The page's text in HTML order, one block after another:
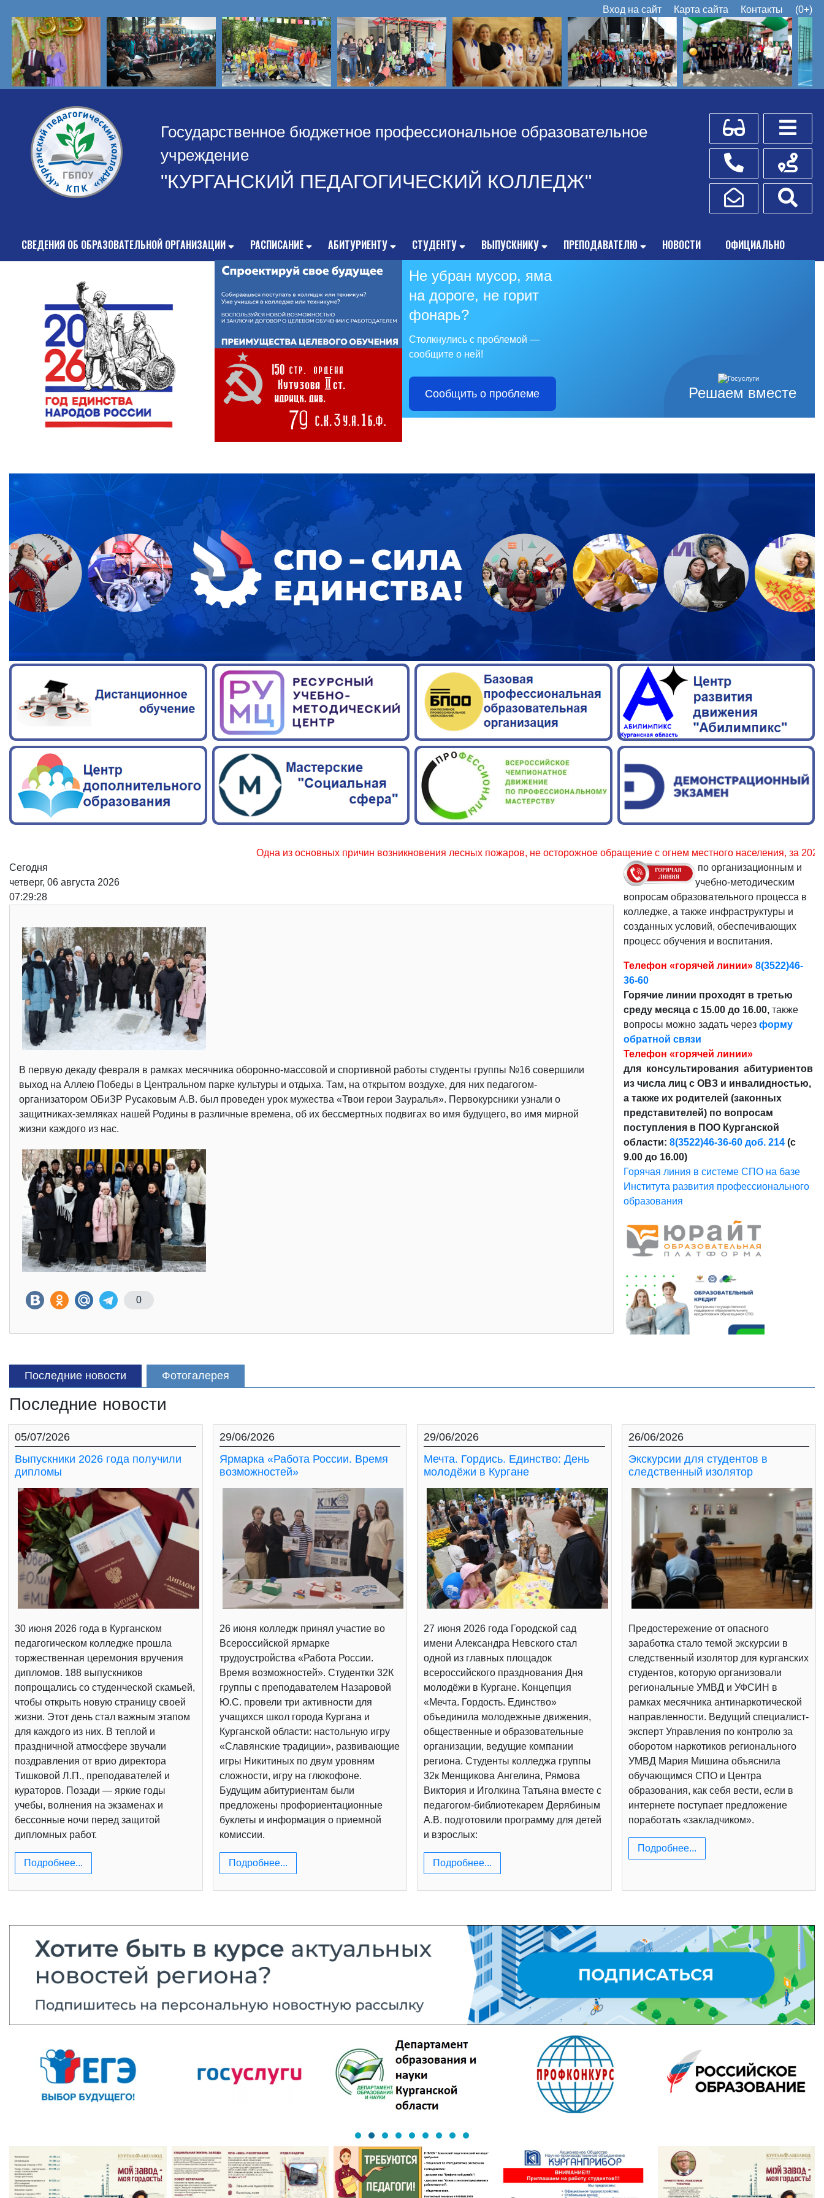
Вход на сайт Карта сайта Контакты (0+)
Государственное бюджетное профессиональное образовательное
учреждение
"КУРГАНСКИЙ ПЕДАГОГИЧЕСКИЙ КОЛЛЕДЖ"
Для слабовидящих
Телефоны
Написать обращение
Схема
СВЕДЕНИЯ ОБ ОБРАЗОВАТЕЛЬНОЙ ОРГАНИЗАЦИИ РАСПИСАНИЕ АБИТУРИЕНТУ СТУДЕНТУ ВЫПУСКНИКУ ПРЕПОДАВАТЕЛЮ НОВОСТИ ОФИЦИАЛЬНО
Решаем вместе
Не убран мусор, яма
на дороге, не горит
фонарь?
Столкнулись с проблемой —
сообщите о ней!
Сообщить о проблеме
Одна из основных причин возникновения лесных пожаров, не осторожное обращение с огнем местного населения, за 2023 – 33,4%. Уважаемые
Сегодня
четверг, 06 августа 2026
07:29:29
В первую декаду февраля в рамках месячника оборонно-массовой и спортивной работы студенты группы №16 совершили
выход на Аллею Победы в Центральном парке культуры и отдыха. Там, на открытом воздухе, для них педагогом-
организатором ОБиЗР Русаковым А.В. был проведен урок мужества «Твои герои Зауралья». Первокурсники узнали о
защитниках-земляках нашей Родины в различные времена, об их бессмертных подвигах во имя будущего, во имя мирной
жизни каждого из нас.
0
по организационным и
учебно-методическим
вопросам образовательного процесса в
колледже, а также инфраструктуры и
созданных условий, обеспечивающих
процесс обучения и воспитания.
Телефон «горячей линии» 8(3522)46-
36-60
Горячие линии проходят в третью
среду месяца с 15.00 до 16.00, также
вопросы можно задать через форму
обратной связи
Телефон «горячей линии»
для консультирования абитуриентов
из числа лиц с ОВЗ и инвалидностью,
а также их родителей (законных
представителей) по вопросам
поступления в ПОО Курганской
области: 8(3522)46-36-60 доб. 214(с
9.00 до 16.00)
Горячая линия в системе СПО на базе
Института развития профессионального
образования
Последние новости Фотогалерея
Последние новости
05/07/2026
Выпускники 2026 года получили
дипломы
30 июня 2026 года в Курганском
педагогическом колледже прошла
торжественная церемония вручения
дипломов. 188 выпускников
попрощались со студенческой скамьей,
чтобы открыть новую страницу своей
жизни. Этот день стал важным этапом
для каждого из них. В теплой и
праздничной атмосфере звучали
поздравления от врио директора
Тишковой Л.П., преподавателей и
кураторов. Позади — яркие годы
учебы, волнения на экзаменах и
бессонные ночи перед защитой
дипломных работ.
Подробнее...
29/06/2026
Ярмарка «Работа России. Время
возможностей»
26 июня колледж принял участие во
Всероссийской ярмарке
трудоустройства «Работа России.
Время возможностей». Студентки 32К
группы с преподавателем Назаровой
Ю.С. провели три активности для
учащихся школ города Кургана и
Курганской области: настольную игру
«Славянские традиции», развивающие
игры Никитиных по двум уровням
сложности, игру на глюкофоне.
Будущим абитуриентам были
предложены профориентационные
буклеты и информация о приемной
комиссии.
Подробнее...
29/06/2026
Мечта. Гордись. Единство: День
молодёжи в Кургане
27 июня 2026 года Городской сад
имени Александра Невского стал
одной из главных площадок
всероссийского празднования Дня
молодёжи в Кургане. Концепция
«Мечта. Гордость. Единство»
объединила молодежные движения,
общественные и образовательные
организации, ведущие компании
региона. Студенты колледжа группы
32к Менщикова Ангелина, Рямова
Виктория и Иголкина Татьяна вместе с
педагогом-библиотекарем Дерябиным
А.В. подготовили программу для детей
и взрослых:
Подробнее...
26/06/2026
Экскурсии для студентов в
следственный изолятор
Предостережение от опасного
заработка стало темой экскурсии в
следственный изолятор для курганских
студентов, которую организовали
региональные УМВД и УФСИН в
рамках месячника антинаркотической
направленности. Ведущий специалист-
эксперт Управления по контролю за
оборотом наркотиков регионального
УМВД Мария Мишина объяснила
обучающимся СПО и Центра
образования, как себя вести, если в
интернете поступает предложение
поработать «закладчиком».
Подробнее...